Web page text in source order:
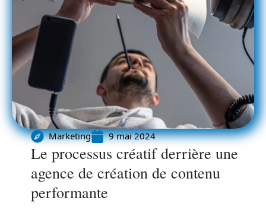
Marketing 9 mai 2024
Le processus créatif derrière une
agence de création de contenu
performante